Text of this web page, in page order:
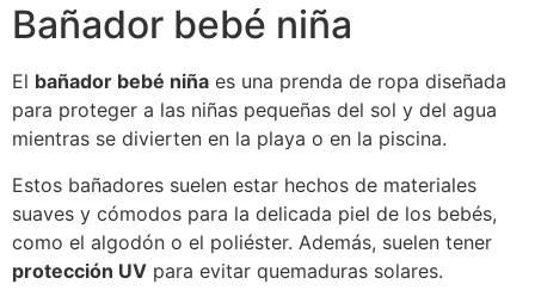
Bañador bebé niña
El bañador bebé niña es una prenda de ropa diseñada
para proteger a las niñas pequeñas del sol y del agua
mientras se divierten en la playa o en la piscina.
Estos bañadores suelen estar hechos de materiales
suaves y cómodos para la delicada piel de los bebés,
como el algodón o el poliéster. Además, suelen tener
protección UV para evitar quemaduras solares.